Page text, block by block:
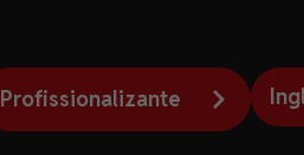
Profissionalizante